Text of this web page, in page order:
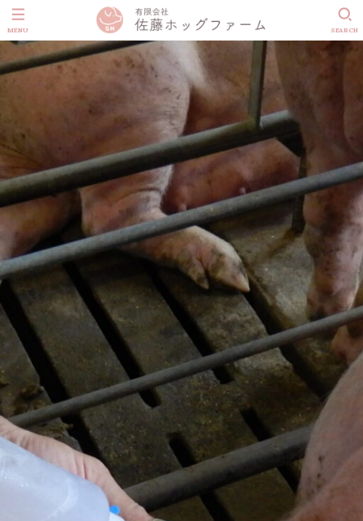
SEARCH
MENU